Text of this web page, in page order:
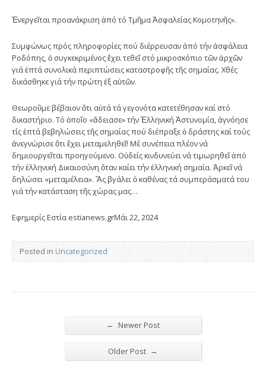
Ἐνεργεῖται προανάκριση ἀπό τό Τμῆμα Ἀσφαλείας Κομοτηνῆς».
Συμφώνως πρός πληροφορίες πού διέρρευσαν ἀπό τήν ἀσφάλεια
Ροδόπης, ὁ συγκεκριμένος ἔχει τεθεῖ στό μικροσκόπιο τῶν ἀρχῶν
γιά ἑπτά συνολικά περιπτώσεις καταστροφῆς τῆς σημαίας. Χθές
δικάσθηκε γιά τήν πρώτη ἐξ αὐτῶν.
Θεωροῦμε βέβαιον ὅτι αὐτά τά γεγονότα κατετέθησαν καί στό
δικαστήριο. Τό ὁποῖο «ἄδειασε» τήν Ἑλληνική Ἀστυνομία, ἀγνόησε
τίς ἑπτά βεβηλώσεις τῆς σημαίας πού διέπραξε ὁ δράστης καί τούς
ἀνεγνώρισε ὅτι ἔχει μεταμεληθεῖ! Μέ συνέπεια πλέον νά
δημιουργεῖται προηγούμενο. Οὐδείς κινδυνεύει νά τιμωρηθεῖ ἀπό
τήν ἑλληνική Δικαιοσύνη ὅταν καίει τήν ἑλληνική σημαία. Ἀρκεῖ νά
δηλώσει «μεταμέλεια». Ἄς βγάλει ὁ καθένας τά συμπεράσματά του
γιά τήν κατάσταση τῆς χώρας μας…
Εφημερίς Εστία estianews.grΜάι 22, 2024
Posted in Uncategorized
← Newer Post
Older Post →